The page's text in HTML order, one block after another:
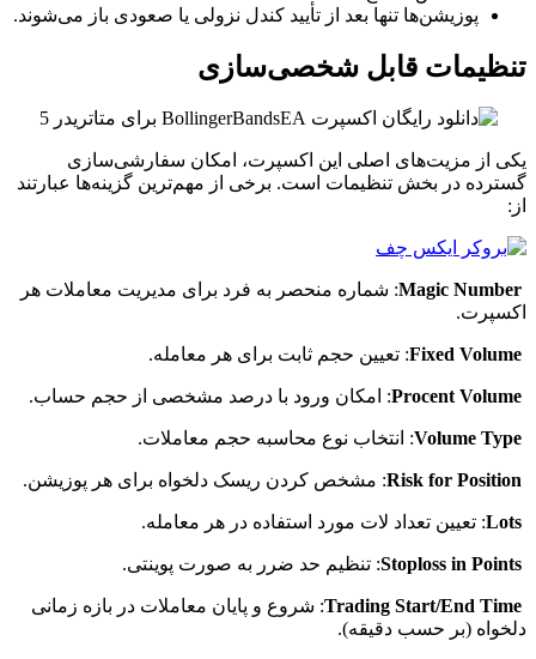
پوزیشن‌ها تنها بعد از تأیید کندل نزولی یا صعودی باز می‌شوند.
تنظیمات قابل شخصی‌سازی
یکی از مزیت‌های اصلی این اکسپرت، امکان سفارشی‌سازی
گسترده در بخش تنظیمات است. برخی از مهم‌ترین گزینه‌ها عبارتند
از:
Magic Number: شماره منحصر به فرد برای مدیریت معاملات هر
اکسپرت.
Fixed Volume: تعیین حجم ثابت برای هر معامله.
Procent Volume: امکان ورود با درصد مشخصی از حجم حساب.
Volume Type: انتخاب نوع محاسبه حجم معاملات.
Risk for Position: مشخص کردن ریسک دلخواه برای هر پوزیشن.
Lots: تعیین تعداد لات مورد استفاده در هر معامله.
Stoploss in Points: تنظیم حد ضرر به صورت پوینتی.
Trading Start/End Time: شروع و پایان معاملات در بازه زمانی
دلخواه (بر حسب دقیقه).